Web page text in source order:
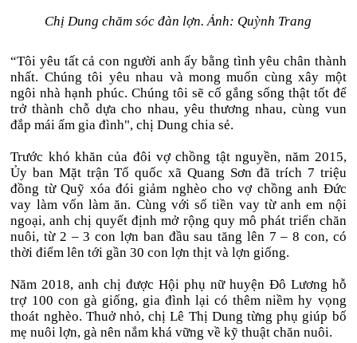
Chị Dung chăm sóc đàn lợn. Ảnh: Quỳnh Trang
“Tôi yêu tất cả con người anh ấy bằng tình yêu chân thành
nhất. Chúng tôi yêu nhau và mong muốn cùng xây một
ngôi nhà hạnh phúc. Chúng tôi sẽ cố gắng sống thật tốt để
trở thành chỗ dựa cho nhau, yêu thương nhau, cùng vun
đắp mái ấm gia đình", chị Dung chia sẻ.
Trước khó khăn của đôi vợ chồng tật nguyền, năm 2015,
Ủy ban Mặt trận Tổ quốc xã Quang Sơn đã trích 7 triệu
đồng từ Quỹ xóa đói giảm nghèo cho vợ chồng anh Đức
vay làm vốn làm ăn. Cùng với số tiền vay từ anh em nội
ngoại, anh chị quyết định mở rộng quy mô phát triển chăn
nuôi, từ 2 – 3 con lợn ban đầu sau tăng lên 7 – 8 con, có
thời điểm lên tới gần 30 con lợn thịt và lợn giống.
Năm 2018, anh chị được Hội phụ nữ huyện Đô Lương hỗ
trợ 100 con gà giống, gia đình lại có thêm niềm hy vọng
thoát nghèo. Thuở nhỏ, chị Lê Thị Dung từng phụ giúp bố
mẹ nuôi lợn, gà nên nắm khá vững về kỹ thuật chăn nuôi.